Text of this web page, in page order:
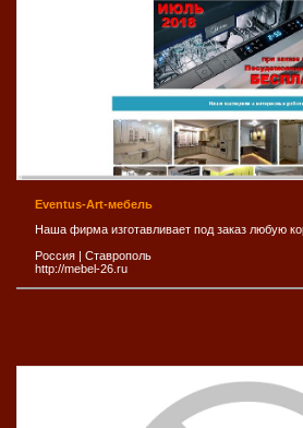
Eventus-Art-мебель
Наша фирма изготавливает под заказ любую
Россия | Ставрополь
http://mebel-26.ru